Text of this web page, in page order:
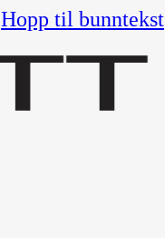
Hopp til bunntekst